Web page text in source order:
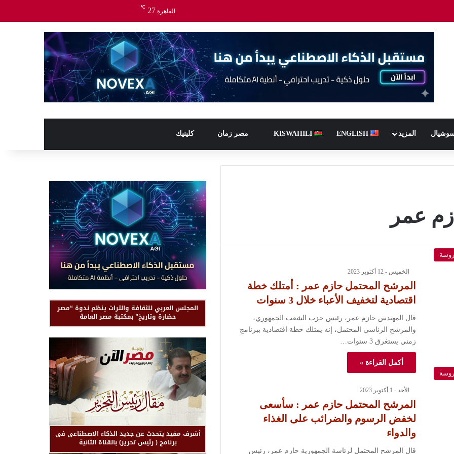
القاهرة 27
℃
المزيد ENGLISH
KISWAHILI مصر زمان كلينيك
عمر
الخميس - 12 أكتوبر 2023
المرشح المحتمل حازم عمر : أمتلك خطة
اقتصادية لتخفيف الأعباء خلال 3 سنوات
قال المهندس حازم عمر، رئيس حزب الشعب الجمهوري،
والمرشح الرئاسي المحتمل، إنه يمتلك خطة اقتصادية ببرنامج
زمني يستغرق 3 سنوات…
أكمل القراءة »
الأحد - 1 أكتوبر 2023
المرشح المحتمل حازم عمر : سأسعى
لخفض الرسوم والضرائب على الغذاء
والدواء
قال المرشح المحتمل لرئاسة الجمهورية حازم عمر، رئيس
المجلس العربي للثقافة والتراث ينظم ندوة “مصر
حضارة وتاريخ” بمكتبة مصر العامة
أشرف مفيد يتحدث عن جديد الذكاء الاصطناعى فى
برنامج ( رئيس تحرير) بالقناة الثانية